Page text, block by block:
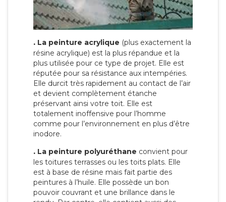
. La peinture acrylique (plus exactement la
résine acrylique) est la plus répandue et la
plus utilisée pour ce type de projet. Elle est
réputée pour sa résistance aux intempéries.
Elle durcit très rapidement au contact de l’air
et devient complètement étanche
préservant ainsi votre toit. Elle est
totalement inoffensive pour l’homme
comme pour l’environnement en plus d’être
inodore.
. La peinture polyuréthane convient pour
les toitures terrasses ou les toits plats. Elle
est à base de résine mais fait partie des
peintures à l’huile. Elle possède un bon
pouvoir couvrant et une brillance dans le